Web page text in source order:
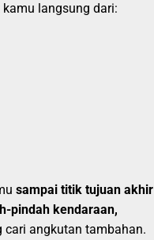
langsung dari:
sampai titik tujuan akhir
pindah kendaraan,
cari angkutan tambahan.